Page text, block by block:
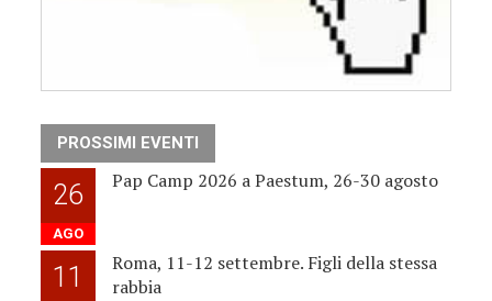
PROSSIMI EVENTI
26
AGO
Pap Camp 2026 a Paestum, 26-30 agosto
11
Roma, 11-12 settembre. Figli della stessa
rabbia